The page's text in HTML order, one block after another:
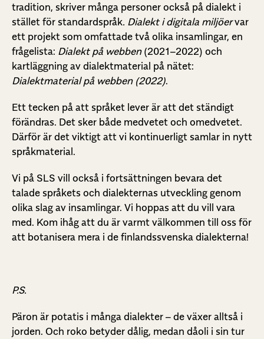
tradition, skriver många personer också på dialekt i
stället för standardspråk. Dialekt i digitala miljöervar
ett projekt som omfattade två olika insamlingar, en
frågelista: Dialekt på webben‎ (2021–2022) och
kartläggning av dialektmaterial på nätet:
Dialektmaterial på webben‎ (2022).
Ett tecken på att språket lever är att det ständigt
förändras. Det sker både medvetet och omedvetet.
Därför är det viktigt att vi kontinuerligt samlar in nytt
språkmaterial.
Vi på SLS vill också i fortsättningen bevara det
talade språkets och dialekternas utveckling genom
olika slag av insamlingar. Vi hoppas att du vill vara
med. Kom ihåg att du är varmt välkommen till oss för
att botanisera mera i de finlandssvenska dialekterna!
P.S.
Päron är potatis i många dialekter – de växer alltså i
jorden. Och roko betyder dålig, medan dåoli i sin tur